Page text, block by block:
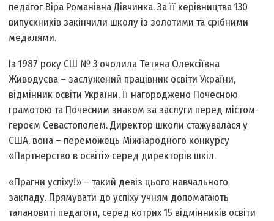
педагог Віра Романівна Дівчинка. За її керівництва 130
випускників закінчили школу із золотими та срібними
медалями.
Із 1987 року СШ № 3 очолила Тетяна Олексіївна
Живодуєва – заслужений працівник освіти України,
відмінник освіти України. Її нагороджено Почесною
грамотою та Почесним знаком за заслуги перед містом-
героєм Севастополем. Директор школи стажувалася у
США, вона – переможець Міжнародного конкурсу
«Партнерство в освіті» серед директорів шкіл.
«Прагни успіху!» – такий девіз цього навчального
закладу. Прямувати до успіху учням допомагають
талановиті педагоги, серед котрих 15 відмінників освіти